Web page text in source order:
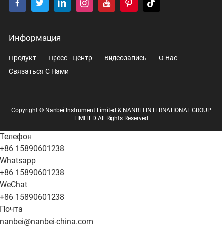
Информация
Продукт Пресс - Центр Видеозапись
О Нас
Связаться С Нами
Copyright © Nanbei Instrument Limited & NANBEI INTERNATIONAL GROUP
LIMITED All Rights Reserved
Телефон
+86 15890601238
Whatsapp
+86 15890601238
WeChat
+86 15890601238
Почта
nanbei@nanbei-china.com